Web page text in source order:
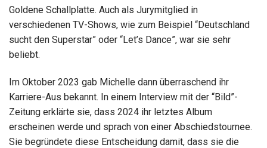
Goldene Schallplatte. Auch als Jurymitglied in
verschiedenen TV-Shows, wie zum Beispiel “Deutschland
sucht den Superstar” oder “Let’s Dance”, war sie sehr
beliebt.
Im Oktober 2023 gab Michelle dann überraschend ihr
Karriere-Aus bekannt. In einem Interview mit der “Bild”-
Zeitung erklärte sie, dass 2024 ihr letztes Album
erscheinen werde und sprach von einer Abschiedstournee.
Sie begründete diese Entscheidung damit, dass sie die